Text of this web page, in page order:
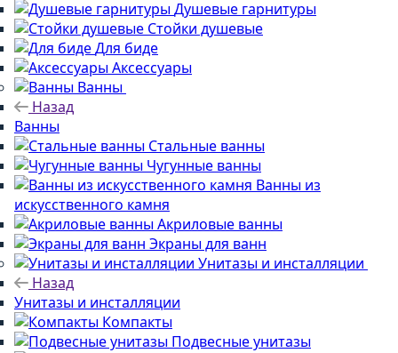
Душевые гарнитуры
Стойки душевые
Для биде
Аксессуары
Ванны
Назад
Ванны
Стальные ванны
Чугунные ванны
Ванны из
искусственного камня
Акриловые ванны
Экраны для ванн
Унитазы и инсталляции
Назад
Унитазы и инсталляции
Компакты
Подвесные унитазы